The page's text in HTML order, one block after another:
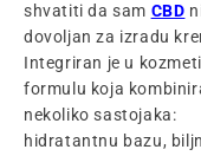
shvatiti da sam CBD
dovoljan za izradu
Integriran je u
formulu koja
nekoliko sastojaka:
hidratantnu bazu,